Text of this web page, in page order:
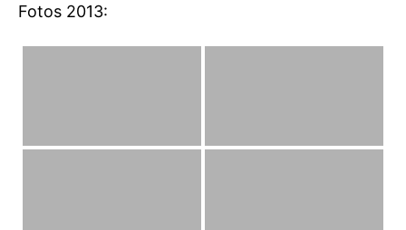
Fotos 2013: